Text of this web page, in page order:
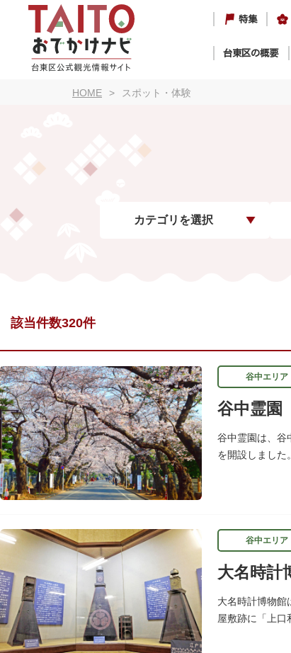
特集
台東区の概要
HOME スポット・体験
カテゴリを選択
該当件数320件
谷中エリア
谷中霊園
谷中霊園は、谷
を開設しました
谷中エリア
大名時計
大名時計博物館
屋敷跡に「上口